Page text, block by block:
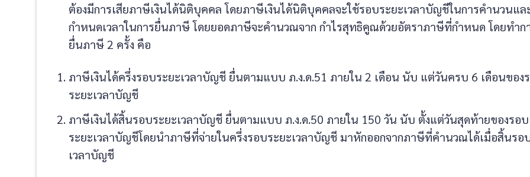
ต้องมีการเสียภาษีเงินได้นิติบุคคล โดยภาษีเงินได้นิติบุคคลจะใช้รอบระยะเวลาบัญชีในการคำนวนแล
กำหนดเวลาในการยื่นภาษี โดยยอดภาษีจะคำนวณจาก กำไรสุทธิคูณด้วยอัตราภาษีที่กำหนด โดยทำก
ยื่นภาษี 2 ครั้ง คือ
ภาษีเงินได้ครึ่งรอบระยะเวลาบัญชี ยื่นตามแบบ ภ.ง.ด.51 ภายใน 2 เดือน นับ แต่วันครบ 6 เดือนของ
ระยะเวลาบัญชี
ภาษีเงินได้สิ้นรอบระยะเวลาบัญชี ยื่นตามแบบ ภ.ง.ด.50 ภายใน 150 วัน นับ ตั้งแต่วันสุดท้ายของรอบ
ระยะเวลาบัญชีโดยนำภาษีที่จ่ายในครึ่งรอบระยะเวลาบัญชี มาหักออกจากภาษีที่คำนวณได้เมื่อสิ้นรอ
เวลาบัญชี